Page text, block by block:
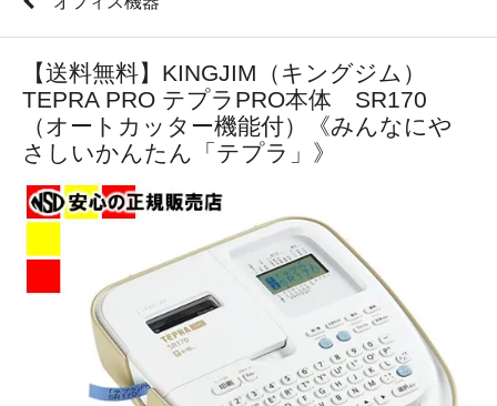
【送料無料】KINGJIM（キングジム）
TEPRA PRO テプラPRO本体 SR170
（オートカッター機能付）《みんなにや
さしいかんたん「テプラ」》